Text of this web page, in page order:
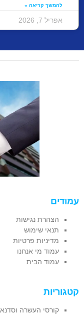
להמשך קריאה »
אפריל 7, 2026
עמודים
הצהרת נגישות
תנאי שימוש
מדיניות פרטיות
עמוד מי אנחנו
עמוד הבית
קטגוריות
קורסי העשרה